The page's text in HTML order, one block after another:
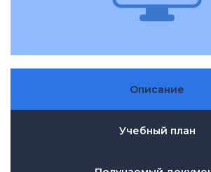
Описание
Учебный план